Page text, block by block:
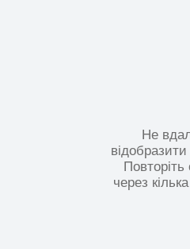
Не
відобразити
Повторіть
через